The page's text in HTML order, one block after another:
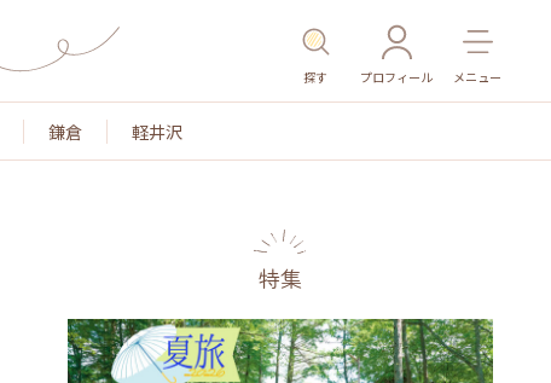
探す プロフィール メニュー
鎌倉 軽井沢
名所・旧跡 温泉・スパ その他施設 ごはん
特集